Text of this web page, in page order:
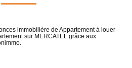
AGENCE
immobilière de Appartement à louer
sur MERCATEL grâce aux